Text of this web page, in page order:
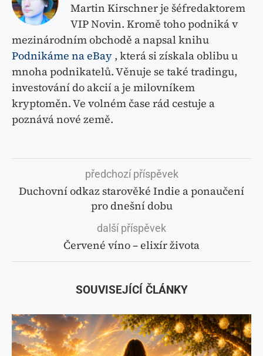
Martin Kirschner je šéfredaktorem
VIP Novin. Kromě toho podniká v
mezinárodním obchodě a napsal knihu
Podnikáme na eBay , která si získala oblibu u
mnoha podnikatelů. Věnuje se také tradingu,
investování do akcií a je milovníkem
kryptoměn. Ve volném čase rád cestuje a
poznává nové země.
předchozí příspěvek
Duchovní odkaz starověké Indie a ponaučení
pro dnešní dobu
další příspěvek
Červené víno – elixír života
SOUVISEJÍCÍ ČLÁNKY